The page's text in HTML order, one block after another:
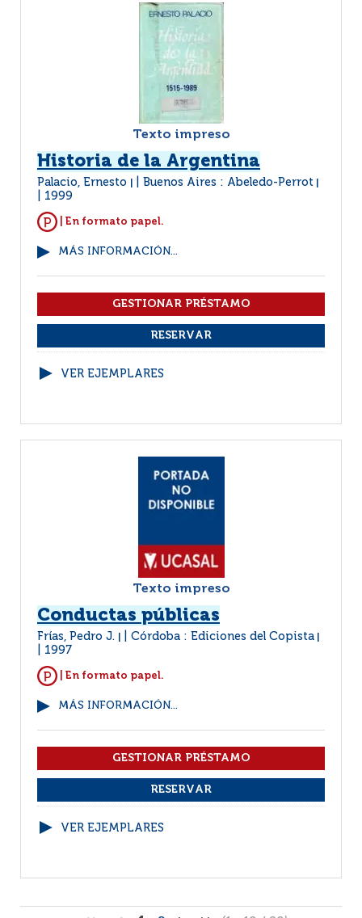
Texto impreso
Historia de la Argentina
Palacio, Ernesto Buenos Aires : Abeledo-Perrot
1999
| En formato papel.
MÁS INFORMACIÓN...
VER EJEMPLARES
Texto impreso
Conductas públicas
Frías, Pedro J. Córdoba : Ediciones del Copista
1997
| En formato papel.
MÁS INFORMACIÓN...
VER EJEMPLARES